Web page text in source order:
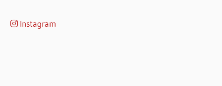
Instagram